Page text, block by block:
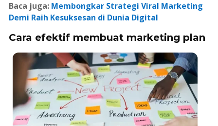
Baca juga: Membongkar Strategi Viral Marketing
Demi Raih Kesuksesan di Dunia Digital
Cara efektif membuat marketing plan